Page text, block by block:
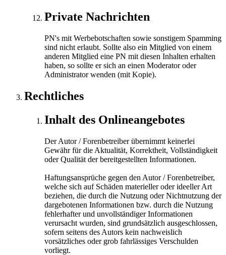
Private Nachrichten
PN's mit Werbebotschaften sowie sonstigem Spamming
sind nicht erlaubt. Sollte also ein Mitglied von einem
anderen Mitglied eine PN mit diesen Inhalten erhalten
haben, so sollte er sich an einen Moderator oder
Administrator wenden (mit Kopie).
Rechtliches
Inhalt des Onlineangebotes
Der Autor / Forenbetreiber übernimmt keinerlei
Gewähr für die Aktualität, Korrektheit, Vollständigkeit
oder Qualität der bereitgestellten Informationen.
Haftungsansprüche gegen den Autor / Forenbetreiber,
welche sich auf Schäden materieller oder ideeller Art
beziehen, die durch die Nutzung oder Nichtnutzung der
dargebotenen Informationen bzw. durch die Nutzung
fehlerhafter und unvollständiger Informationen
verursacht wurden, sind grundsätzlich ausgeschlossen,
sofern seitens des Autors kein nachweislich
vorsätzliches oder grob fahrlässiges Verschulden
vorliegt.